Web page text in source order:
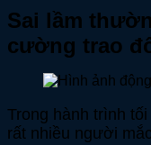
Sai lầm
cường trao
Trong hành trình
rất nhiều người